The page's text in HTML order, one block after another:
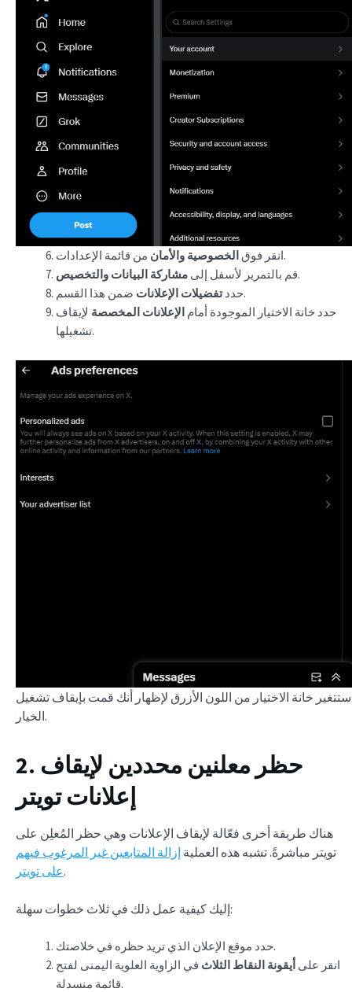
انقر فوقالخصوصية والأمان
من قائمة الإعدادات.
قم بالتمرير لأسفل إلى مشاركة البيانات والتخصيص
.
حددتفضيلات الإعلانات
ضمن هذا القسم.
حدد خانة الاختيار الموجودة أمام الإعلانات المخصصة لإيقاف
تشغيلها.
ستتغير خانة الاختيار من اللون الأزرق لإظهار أنك قمت بإيقاف تشغيل
الخيار.
2. حظر معلنين محددين لإيقاف
إعلانات تويتر
هناك طريقة أخرى فعّالة لإيقاف الإعلانات وهي حظر المُعلِن على
تويتر مباشرةً. تشبه هذه العملية إزالة المتابعين غير المرغوب فيهم
على تويتر.
إليك كيفية عمل ذلك في ثلاث خطوات سهلة:
حدد موقع الإعلان الذي تريد حظره في خلاصتك.
انقر على أيقونة النقاط الثلاث في الزاوية العلوية اليمنى لفتح
قائمة منسدلة.